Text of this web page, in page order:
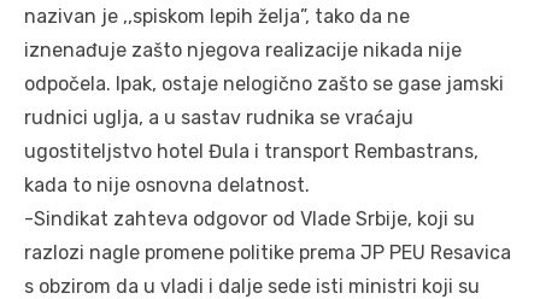
nazivan je ,,spiskom lepih želja”, tako da ne
iznenađuje zašto njegova realizacije nikada nije
odpočela. Ipak, ostaje nelogično zašto se gase jamski
rudnici uglja, a u sastav rudnika se vraćaju
ugostiteljstvo hotel Đula i transport Rembastrans,
kada to nije osnovna delatnost.
-Sindikat zahteva odgovor od Vlade Srbije, koji su
razlozi nagle promene politike prema JP PEU Resavica
s obzirom da u vladi i dalje sede isti ministri koji su